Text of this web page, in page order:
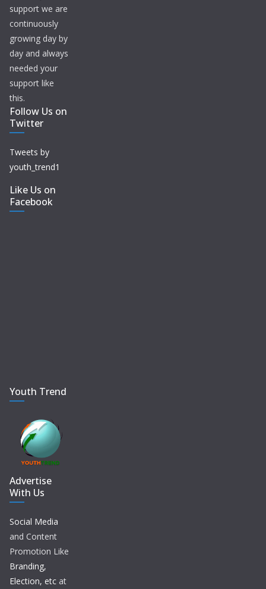
support we are
continuously
growing day by
day and always
needed your
support like
this.
Follow Us on
Twitter
Tweets by
youth_trend1
Like Us on
Facebook
Youth Trend
Advertise
With Us
Social Media
and Content
Promotion Like
Branding,
Election, etc at